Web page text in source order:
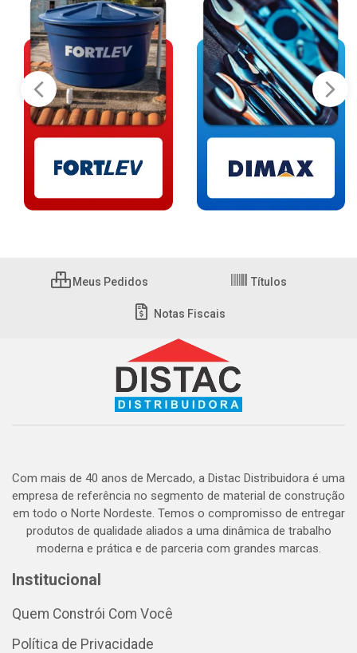
Meus Pedidos Títulos
Notas Fiscais
Com mais de 40 anos de Mercado, a Distac Distribuidora é uma
empresa de referência no segmento de material de construção
em todo o Norte Nordeste. Temos o compromisso de entregar
produtos de qualidade aliados a uma dinâmica de trabalho
moderna e prática e de parceria com grandes marcas.
Institucional
Quem Constrói Com Você
Política de Privacidade